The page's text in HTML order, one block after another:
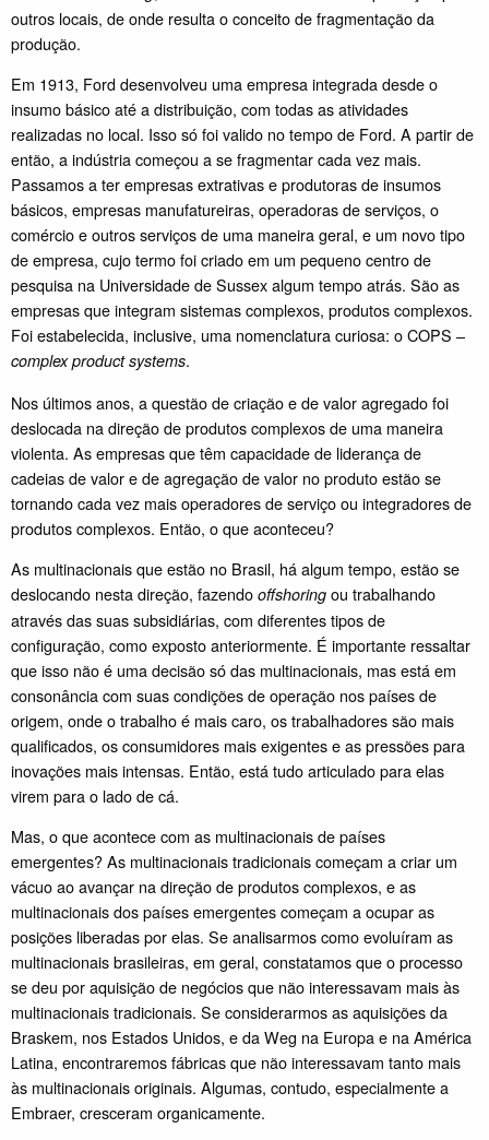
outros locais, de onde resulta o conceito de fragmentação da
produção.
Em 1913, Ford desenvolveu uma empresa integrada desde o
insumo básico até a distribuição, com todas as atividades
realizadas no local. Isso só foi valido no tempo de Ford. A partir de
então, a indústria começou a se fragmentar cada vez mais.
Passamos a ter empresas extrativas e produtoras de insumos
básicos, empresas manufatureiras, operadoras de serviços, o
comércio e outros serviços de uma maneira geral, e um novo tipo
de empresa, cujo termo foi criado em um pequeno centro de
pesquisa na Universidade de Sussex algum tempo atrás. São as
empresas que integram sistemas complexos, produtos complexos.
Foi estabelecida, inclusive, uma nomenclatura curiosa: o COPS –
complex product systems.
Nos últimos anos, a questão de criação e de valor agregado foi
deslocada na direção de produtos complexos de uma maneira
violenta. As empresas que têm capacidade de liderança de
cadeias de valor e de agregação de valor no produto estão se
tornando cada vez mais operadores de serviço ou integradores de
produtos complexos. Então, o que aconteceu?
As multinacionais que estão no Brasil, há algum tempo, estão se
deslocando nesta direção, fazendo offshoring ou trabalhando
através das suas subsidiárias, com diferentes tipos de
configuração, como exposto anteriormente. É importante ressaltar
que isso não é uma decisão só das multinacionais, mas está em
consonância com suas condições de operação nos países de
origem, onde o trabalho é mais caro, os trabalhadores são mais
qualificados, os consumidores mais exigentes e as pressões para
inovações mais intensas. Então, está tudo articulado para elas
virem para o lado de cá.
Mas, o que acontece com as multinacionais de países
emergentes? As multinacionais tradicionais começam a criar um
vácuo ao avançar na direção de produtos complexos, e as
multinacionais dos países emergentes começam a ocupar as
posições liberadas por elas. Se analisarmos como evoluíram as
multinacionais brasileiras, em geral, constatamos que o processo
se deu por aquisição de negócios que não interessavam mais às
multinacionais tradicionais. Se considerarmos as aquisições da
Braskem, nos Estados Unidos, e da Weg na Europa e na América
Latina, encontraremos fábricas que não interessavam tanto mais
às multinacionais originais. Algumas, contudo, especialmente a
Embraer, cresceram organicamente.